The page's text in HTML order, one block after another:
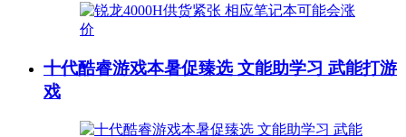
十代酷睿游戏本暑促臻选 文能助学习 武能打游
戏